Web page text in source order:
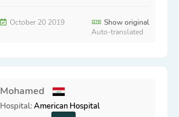
October 20 2019
Show original
Auto-translated
Mohamed
Hospital:American Hospital